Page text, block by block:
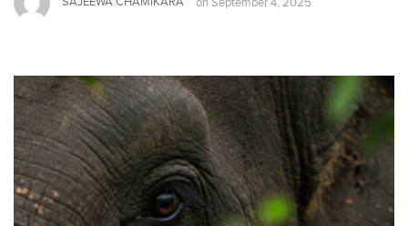
on September 4, 2025